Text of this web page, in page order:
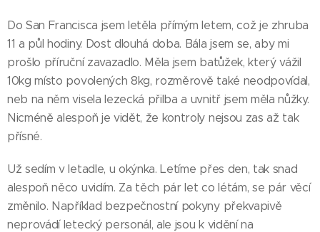
Do San Francisca jsem letěla přímým letem, což je zhruba
11 a půl hodiny. Dost dlouhá doba. Bála jsem se, aby mi
prošlo příruční zavazadlo. Měla jsem batůžek, který vážil
10kg místo povolených 8kg, rozměrově také neodpovídal,
neb na něm visela lezecká přilba a uvnitř jsem měla nůžky.
Nicméně alespoň je vidět, že kontroly nejsou zas až tak
přísné.
Už sedím v letadle, u okýnka. Letíme přes den, tak snad
alespoň něco uvidím. Za těch pár let co létám, se pár věcí
změnilo. Například bezpečnostní pokyny překvapivě
neprovádí letecký personál, ale jsou k vidění na